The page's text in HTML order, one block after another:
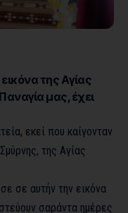
της Αγίας
μας, έχει
εκεί που καίγονταν
της Αγίας
σε αυτήν την εικόνα
σαράντα ημέρες